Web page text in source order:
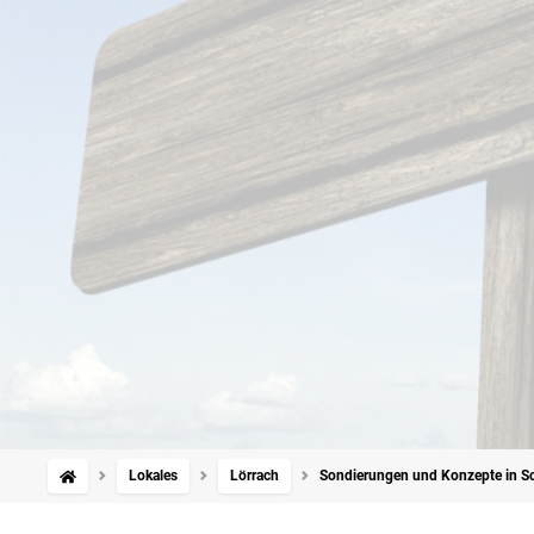
Lokales Lörrach Sondierungen und Konzepte in